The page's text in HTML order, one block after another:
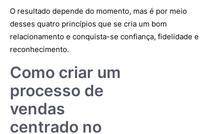
O resultado depende do momento, mas é por meio
desses quatro princípios que se cria um bom
relacionamento e conquista-se confiança, fidelidade e
reconhecimento.
Como criar um
processo de
vendas
centrado no